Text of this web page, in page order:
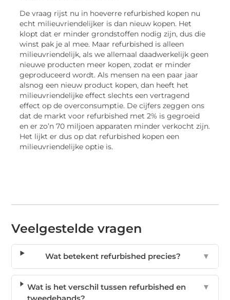
De vraag rijst nu in hoeverre refurbished kopen nu
echt milieuvriendelijker is dan nieuw kopen. Het
klopt dat er minder grondstoffen nodig zijn, dus die
winst pak je al mee. Maar refurbished is alleen
milieuvriendelijk, als we allemaal daadwerkelijk geen
nieuwe producten meer kopen, zodat er minder
geproduceerd wordt. Als mensen na een paar jaar
alsnog een nieuw product kopen, dan heeft het
milieuvriendelijke effect slechts een vertragend
effect op de overconsumptie. De cijfers zeggen ons
dat de markt voor refurbished met 2% is gegroeid
en er zo’n 70 miljoen apparaten minder verkocht zijn.
Het lijkt er dus op dat refurbished kopen een
milieuvriendelijke optie is.
Veelgestelde vragen
Wat betekent refurbished precies? ▼
Wat is het verschil tussen refurbished en
▼